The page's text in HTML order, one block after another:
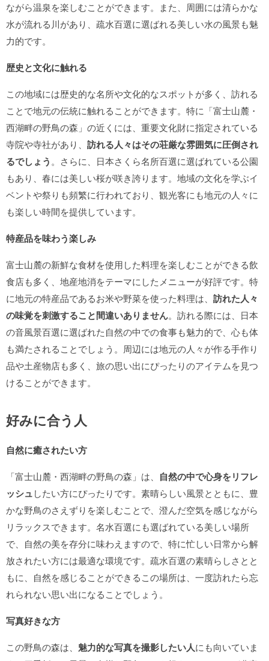
ながら温泉を楽しむことができます。また、周囲には清らかな
水が流れる川があり、疏水百選に選ばれる美しい水の風景も魅
力的です。
歴史と文化に触れる
この地域には歴史的な名所や文化的なスポットが多く、訪れる
ことで地元の伝統に触れることができます。特に「富士山麓・
西湖畔の野鳥の森」の近くには、重要文化財に指定されている
寺院や寺社があり、 訪れる人々はその荘厳な雰囲気に圧倒され
るでしょう 。さらに、日本さくら名所百選に選ばれている公園
もあり、春には美しい桜が咲き誇ります。地域の文化を学ぶイ
ベントや祭りも頻繁に行われており、観光客にも地元の人々に
も楽しい時間を提供しています。
特産品を味わう楽しみ
富士山麓の新鮮な食材を使用した料理を楽しむことができる飲
食店も多く、地産地消をテーマにしたメニューが好評です。特
に地元の特産品であるお米や野菜を使った料理は、 訪れた人々
の味覚を刺激すること間違いありません。訪れる際には、日本
の音風景百選に選ばれた自然の中での食事も魅力的で、心も体
も満たされることでしょう。周辺には地元の人々が作る手作り
品や土産物店も多く、旅の思い出にぴったりのアイテムを見つ
けることができます。
好みに合う人
自然に癒されたい方
「富士山麓・西湖畔の野鳥の森」は、 自然の中で心身をリフレ
ッシュしたい方にぴったりです。素晴らしい風景とともに、豊
かな野鳥のさえずりを楽しむことで、澄んだ空気を感じながら
リラックスできます。名水百選にも選ばれている美しい場所
で、自然の美を存分に味わえますので、特に忙しい日常から解
放されたい方には最適な環境です。疏水百選の素晴らしさとと
もに、自然を感じることができるこの場所は、一度訪れたら忘
れられない思い出になることでしょう。
写真好きな方
この野鳥の森は、 魅力的な写真を撮影したい人にも向いていま